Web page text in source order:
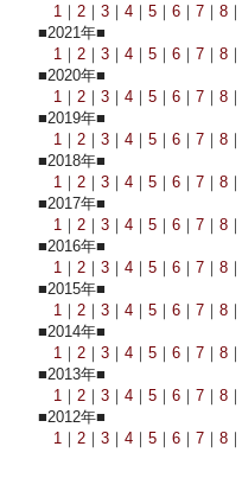
1 ｜ 2 ｜ 3 ｜ 4 ｜ 5 ｜ 6 ｜ 7 ｜ 8 ｜
■2021年■
1 ｜ 2 ｜ 3 ｜ 4 ｜ 5 ｜ 6 ｜ 7 ｜ 8 ｜
■2020年■
1 ｜ 2 ｜ 3 ｜ 4 ｜ 5 ｜ 6 ｜ 7 ｜ 8 ｜
■2019年■
1 ｜ 2 ｜ 3 ｜ 4 ｜ 5 ｜ 6 ｜ 7 ｜ 8 ｜
■2018年■
1 ｜ 2 ｜ 3 ｜ 4 ｜ 5 ｜ 6 ｜ 7 ｜ 8 ｜
■2017年■
1 ｜ 2 ｜ 3 ｜ 4 ｜ 5 ｜ 6 ｜ 7 ｜ 8 ｜
■2016年■
1 ｜ 2 ｜ 3 ｜ 4 ｜ 5 ｜ 6 ｜ 7 ｜ 8 ｜
■2015年■
1 ｜ 2 ｜ 3 ｜ 4 ｜ 5 ｜ 6 ｜ 7 ｜ 8 ｜
■2014年■
1 ｜ 2 ｜ 3 ｜ 4 ｜ 5 ｜ 6 ｜ 7 ｜ 8 ｜
■2013年■
1 ｜ 2 ｜ 3 ｜ 4 ｜ 5 ｜ 6 ｜ 7 ｜ 8 ｜
■2012年■
1 ｜ 2 ｜ 3 ｜ 4 ｜ 5 ｜ 6 ｜ 7 ｜ 8 ｜